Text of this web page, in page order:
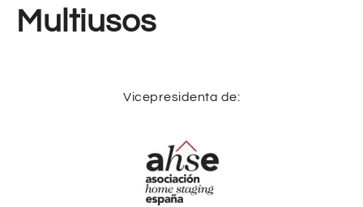
Multiusos
Vicepresidenta de: